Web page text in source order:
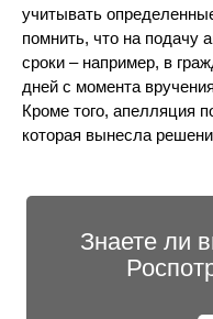
учитывать
помнить, что на подачу
сроки – например, в
дней с момента
Кроме того, апелляция
которая вынесла
Знаете ли